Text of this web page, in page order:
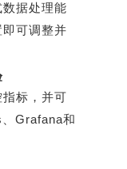
据处理能
可调整并
标，并可
Grafana和